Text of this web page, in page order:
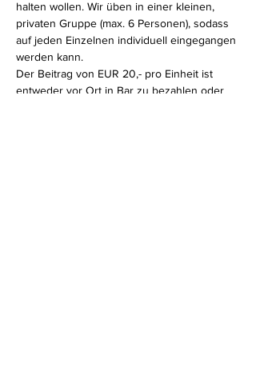
halten wollen. Wir üben in einer kleinen,
privaten Gruppe (max. 6 Personen), sodass
auf jeden Einzelnen individuell eingegangen
werden kann.
Der Beitrag von EUR 20,- pro Einheit ist
entweder vor Ort in Bar zu bezahlen oder